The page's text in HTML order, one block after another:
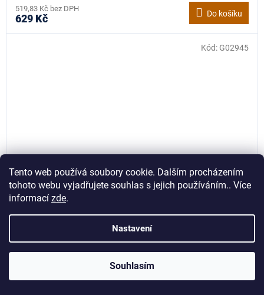
Tento web používá soubory cookie. Dalším procházením
tohoto webu vyjadřujete souhlas s jejich používáním.. Více
informací zde.
Nastavení
Souhlasím
519,83 Kč bez DPH
629 Kč Do košíku
Diagnostický tester OBDII T31, Geko G02945
Kód: G02945